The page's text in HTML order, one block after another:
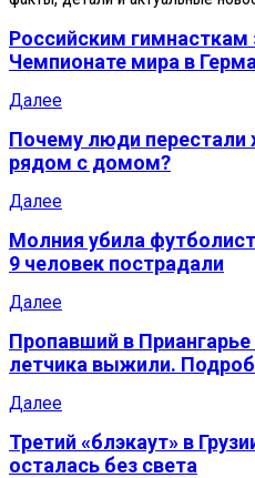
Российским гимнасткам
Чемпионате мира в
Далее
Почему люди перестали
рядом с домом?
Далее
Молния убила
9 человек пострадали
Далее
Пропавший в
летчика выжили.
Далее
Третий «блэкаут» в
осталась без света